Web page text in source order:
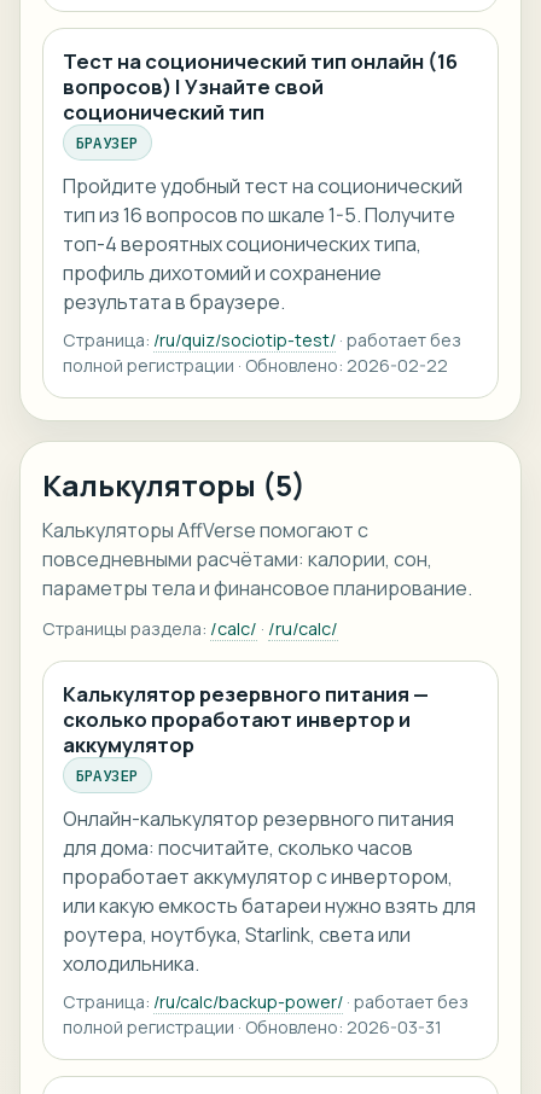
Тест на соционический тип онлайн (16
вопросов) | Узнайте свой
соционический тип
БРАУЗЕР
Пройдите удобный тест на соционический
тип из 16 вопросов по шкале 1-5. Получите
топ-4 вероятных соционических типа,
профиль дихотомий и сохранение
результата в браузере.
Страница: /ru/quiz/sociotip-test/· работает без
полной регистрации · Обновлено: 2026-02-22
Калькуляторы (5)
Калькуляторы AffVerse помогают с
повседневными расчётами: калории, сон,
параметры тела и финансовое планирование.
Страницы раздела: /calc/ · /ru/calc/
Калькулятор резервного питания —
сколько проработают инвертор и
аккумулятор
БРАУЗЕР
Онлайн-калькулятор резервного питания
для дома: посчитайте, сколько часов
проработает аккумулятор с инвертором,
или какую емкость батареи нужно взять для
роутера, ноутбука, Starlink, света или
холодильника.
Страница: /ru/calc/backup-power/· работает без
полной регистрации · Обновлено: 2026-03-31